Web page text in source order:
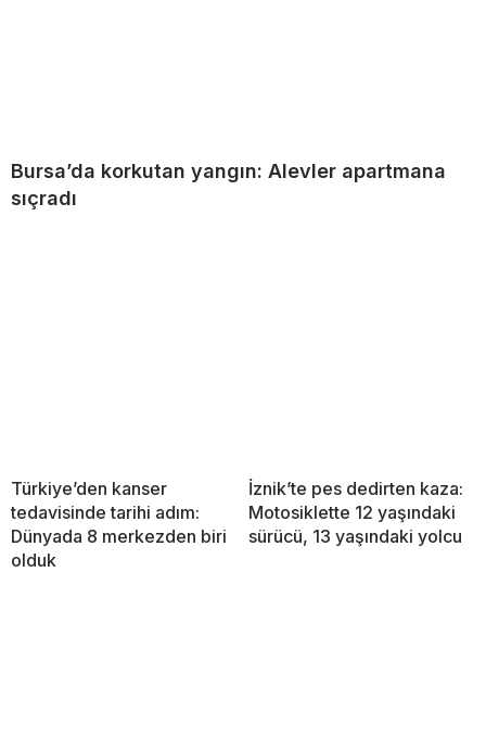
Bursa’da korkutan yangın: Alevler apartmana
sıçradı
Türkiye’den kanser
tedavisinde tarihi adım:
Dünyada 8 merkezden biri
olduk
İznik’te pes dedirten kaza:
Motosiklette 12 yaşındaki
sürücü, 13 yaşındaki yolcu